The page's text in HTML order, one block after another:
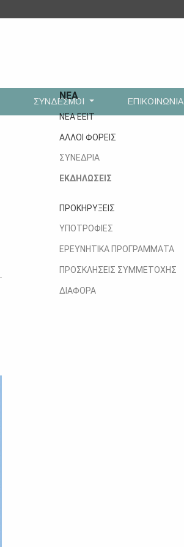
ΣΥΝΔΕΣΜΟΙ ΕΠΙΚΟΙΝΩΝΙΑ
ΝΕΑ
ΝΕΑ ΕΕΙΤ
ΑΛΛΟΙ ΦΟΡΕΙΣ
ΣΥΝΕΔΡΙΑ
ΕΚΔΗΛΩΣΕΙΣ
ΠΡΟΚΗΡΥΞΕΙΣ
ΥΠΟΤΡΟΦΙΕΣ
ΕΡΕΥΝΗΤΙΚΑ ΠΡΟΓΡΑΜΜΑΤΑ
ΠΡΟΣΚΛΗΣΕΙΣ ΣΥΜΜΕΤΟΧΗΣ
ΔΙΑΦΟΡΑ